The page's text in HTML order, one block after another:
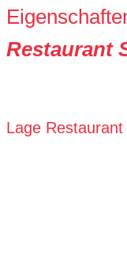
Restaurant
Lage Restaurant